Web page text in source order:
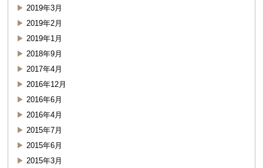
2019年3月
2019年2月
2019年1月
2018年9月
2017年4月
2016年12月
2016年6月
2016年4月
2015年7月
2015年6月
2015年3月